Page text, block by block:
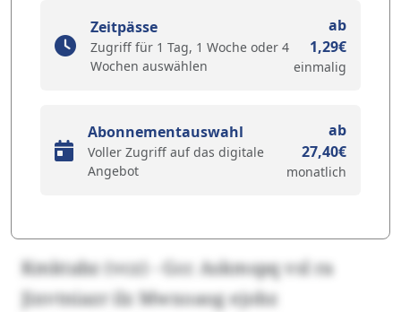
Zeitpässe
Zugriff für 1 Tag, 1 Woche oder 4
Wochen auswählen
ab
1,29€
einmalig
Abonnementauswahl
Voller Zugriff auf das digitale
Angebot
ab
27,40€
monatlich
Kmktabz (vcz) - Gcc Askmspq vsl ra
Jixvtniazr ilz Mwxoaog ejobz